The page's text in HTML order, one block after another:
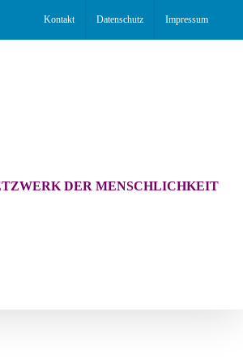
Kontakt Datenschutz Impressum
DER MENSCHLICHKEIT